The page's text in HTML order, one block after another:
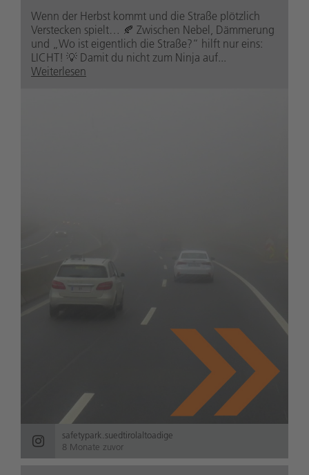
Wenn der Herbst kommt und die Straße plötzlich
Verstecken spielt… 🍂 Zwischen Nebel, Dämmerung
und „Wo ist eigentlich die Straße?“ hilft nur eins:
LICHT! 💡 Damit du nicht zum Ninja auf...
Weiterlesen
safetypark.suedtirolaltoadige
8 Monate zuvor